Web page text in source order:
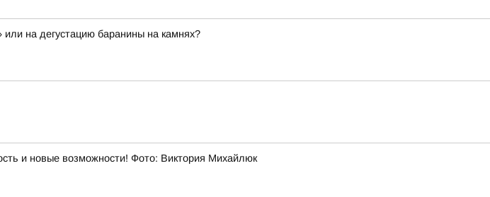
на дегустацию баранины на камнях?
и новые возможности! Фото: Виктория Михайлюк